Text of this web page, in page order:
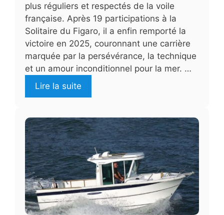
plus réguliers et respectés de la voile
française. Après 19 participations à la
Solitaire du Figaro, il a enfin remporté la
victoire en 2025, couronnant une carrière
marquée par la persévérance, la technique
et un amour inconditionnel pour la mer. …
Lire la suite